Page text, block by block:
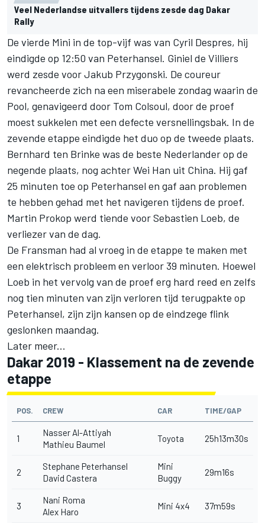
Veel Nederlandse uitvallers tijdens zesde dag Dakar
Rally
De vierde Mini in de top-vijf was van Cyril Despres, hij
eindigde op 12:50 van Peterhansel. Giniel de Villiers
werd zesde voor Jakub Przygonski. De coureur
revancheerde zich na een miserabele zondag waarin de
Pool, genavigeerd door Tom Colsoul, door de proef
moest sukkelen met een defecte versnellingsbak. In de
zevende etappe eindigde het duo op de tweede plaats.
Bernhard ten Brinke was de beste Nederlander op de
negende plaats, nog achter Wei Han uit China. Hij gaf
25 minuten toe op Peterhansel en gaf aan problemen
te hebben gehad met het navigeren tijdens de proef.
Martin Prokop werd tiende voor Sebastien Loeb, de
verliezer van de dag.
De Fransman had al vroeg in de etappe te maken met
een elektrisch probleem en verloor 39 minuten. Hoewel
Loeb in het vervolg van de proef erg hard reed en zelfs
nog tien minuten van zijn verloren tijd terugpakte op
Peterhansel, zijn zijn kansen op de eindzege flink
geslonken maandag.
Later meer...
Dakar 2019 - Klassement na de zevende
etappe
POS. CREW CAR TIME/GAP
1
Nasser Al-Attiyah
Mathieu Baumel
Toyota 25h13m30s
2
Stephane Peterhansel
David Castera
Mini
Buggy
29m16s
3
Nani Roma
Alex Haro
Mini 4x4 37m59s